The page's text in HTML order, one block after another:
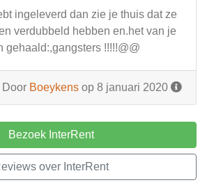
ingeleverd dan zie je thuis dat ze
verdubbeld hebben en.het van je
gehaald:,gangsters !!!!!@@
Door Boeykens op 8 januari 2020
Bezoek InterRent
over InterRent